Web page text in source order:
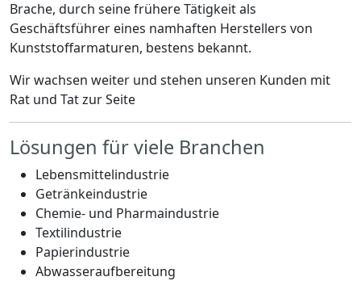
Brache, durch seine frühere Tätigkeit als
Geschäftsführer eines namhaften Herstellers von
Kunststoffarmaturen, bestens bekannt.
Wir wachsen weiter und stehen unseren Kunden mit
Rat und Tat zur Seite
Lösungen für viele Branchen
Lebensmittelindustrie
Getränkeindustrie
Chemie- und Pharmaindustrie
Textilindustrie
Papierindustrie
Abwasseraufbereitung